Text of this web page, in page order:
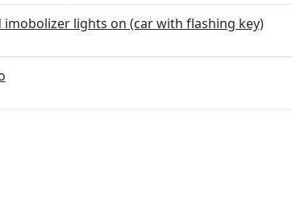
lights on (car with flashing key)